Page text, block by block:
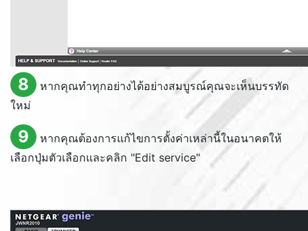
8
หากคุณทำทุกอย่างได้อย่างสมบูรณ์คุณจะเห็นบรรทัด
ใหม่
9
หากคุณต้องการแก้ไขการตั้งค่าเหล่านี้ในอนาคตให้
เลือกปุ่มตัวเลือกและคลิก "Edit service"